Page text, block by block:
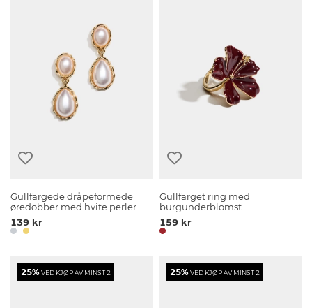
Gullfargede dråpeformede
øredobber med hvite perler
139 kr
Gullfarget ring med
burgunderblomst
159 kr
25%VED KJØP AV MINST 2 25%VED KJØP AV MINST 2